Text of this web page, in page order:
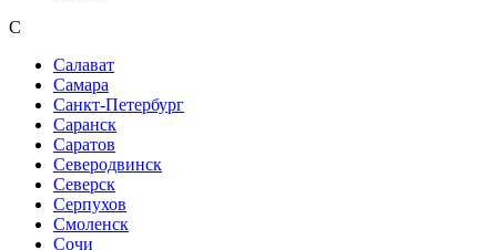
С
Салават
Самара
Санкт-Петербург
Саранск
Саратов
Северодвинск
Северск
Серпухов
Смоленск
Сочи